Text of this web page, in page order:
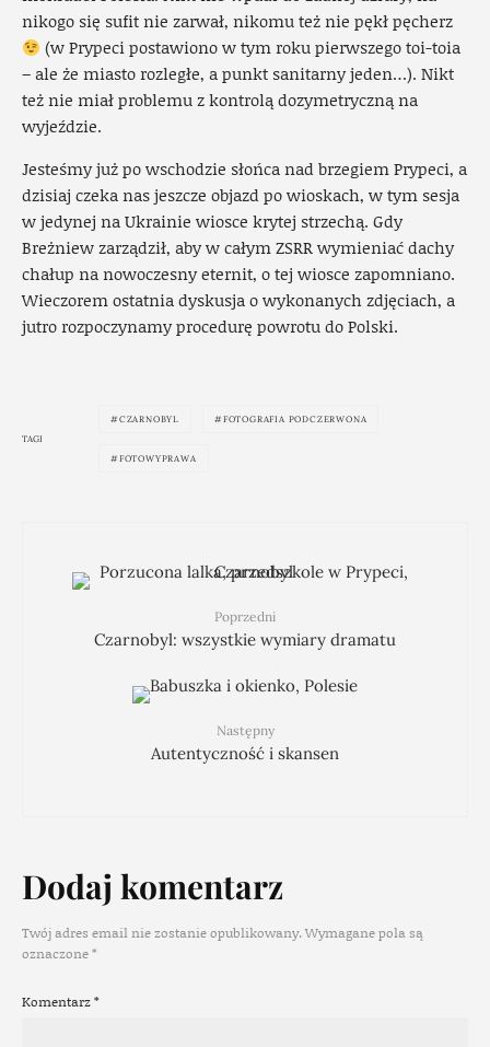
nikogo się sufit nie zarwał, nikomu też nie pękł pęcherz
(w Prypeci postawiono w tym roku pierwszego toi-toia
– ale że miasto rozległe, a punkt sanitarny jeden…). Nikt
też nie miał problemu z kontrolą dozymetryczną na
wyjeździe.
Jesteśmy już po wschodzie słońca nad brzegiem Prypeci, a
dzisiaj czeka nas jeszcze objazd po wioskach, w tym sesja
w jedynej na Ukrainie wiosce krytej strzechą. Gdy
Breżniew zarządził, aby w całym ZSRR wymieniać dachy
chałup na nowoczesny eternit, o tej wiosce zapomniano.
Wieczorem ostatnia dyskusja o wykonanych zdjęciach, a
jutro rozpoczynamy procedurę powrotu do Polski.
TAGI
CZARNOBYL FOTOGRAFIA PODCZERWONA
FOTOWYPRAWA
Poprzedni
Czarnobyl: wszystkie wymiary dramatu
Następny
Autentyczność i skansen
Dodaj komentarz
Twój adres email nie zostanie opublikowany.Wymagane pola są
oznaczone*
Komentarz*